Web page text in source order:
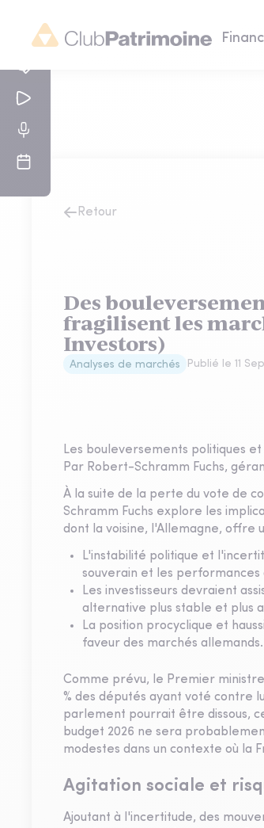
Retour
Des
fragilisent les
Investors)
Analyses de marchés Publié le 11
Les bouleversements politiques
Par Robert-Schramm Fuchs,
À la suite de la perte du vote de
Schramm Fuchs explore les
dont la voisine, l'Allemagne, offre
L'instabilité politique et
souverain et les performances
Les investisseurs devraient
alternative plus stable et plus
La position procyclique et
faveur des marchés allemands.
Comme prévu, le Premier
% des députés ayant voté contre
parlement pourrait être dissous,
budget 2026 ne sera
modestes dans un contexte où la
Agitation sociale et
Ajoutant à l'incertitude, des